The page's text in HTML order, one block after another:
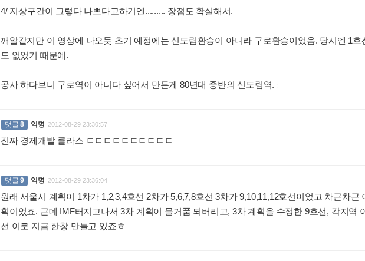
4/ 지상구간이 그렇다 나쁘다고하기엔......... 장점도 확실해서.
깨알같지만 이 영상에 나오듯 초기 예정에는 신도림환승이 아니라 구로환승이었음. 당시엔 1호
도 없었기 때문에.
공사 하다보니 구로역이 아니다 싶어서 만든게 80년대 중반의 신도림역.
댓글8 익명 2012-08-29 23:30:57
진짜 경제개발 클라스 ㄷㄷㄷㄷㄷㄷㄷㄷㄷㄷ
댓글9 익명 2012-08-29 23:36:04
원래 서울시 계획이 1차가 1,2,3,4호선 2차가 5,6,7,8호선 3차가 9,10,11,12호선이었고 차근차근
획이었죠. 근데 IMF터지고나서 3차 계획이 물거품 되버리고, 3차 계획을 수정한 9호선, 각지역
선 이로 지금 한창 만들고 있죠ㅎ